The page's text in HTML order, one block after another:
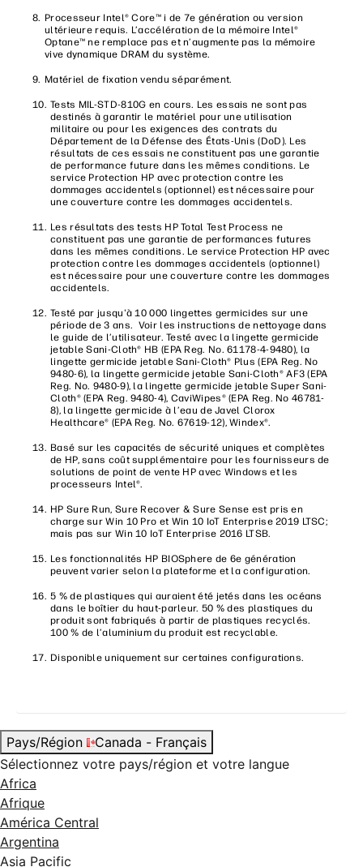
Processeur Intel® Core™ i de 7e génération ou version
ultérieure requis. L’accélération de la mémoire Intel®
Optane™ ne remplace pas et n’augmente pas la mémoire
vive dynamique DRAM du système.
Matériel de fixation vendu séparément.
Tests MIL-STD-810G en cours. Les essais ne sont pas
destinés à garantir le matériel pour une utilisation
militaire ou pour les exigences des contrats du
Département de la Défense des États-Unis (DoD). Les
résultats de ces essais ne constituent pas une garantie
de performance future dans les mêmes conditions. Le
service Protection HP avec protection contre les
dommages accidentels (optionnel) est nécessaire pour
une couverture contre les dommages accidentels.
Les résultats des tests HP Total Test Process ne
constituent pas une garantie de performances futures
dans les mêmes conditions. Le service Protection HP avec
protection contre les dommages accidentels (optionnel)
est nécessaire pour une couverture contre les dommages
accidentels.
Testé par jusqu'à 10 000 lingettes germicides sur une
période de 3 ans. Voir les instructions de nettoyage dans
le guide de l’utilisateur. Testé avec la lingette germicide
jetable Sani-Cloth® HB (EPA Reg. No. 61178-4-9480), la
lingette germicide jetable Sani-Cloth® Plus (EPA Reg. No
9480-6), la lingette germicide jetable Sani-Cloth® AF3 (EPA
Reg. No. 9480-9), la lingette germicide jetable Super Sani-
Cloth® (EPA Reg. 9480-4), CaviWipes® (EPA Reg. No 46781-
8), la lingette germicide à l’eau de Javel Clorox
Healthcare® (EPA Reg. No. 67619-12), Windex®.
Basé sur les capacités de sécurité uniques et complètes
de HP, sans coût supplémentaire pour les fournisseurs de
solutions de point de vente HP avec Windows et les
processeurs Intel®.
HP Sure Run, Sure Recover & Sure Sense est pris en
charge sur Win 10 Pro et Win 10 IoT Enterprise 2019 LTSC;
mais pas sur Win 10 IoT Enterprise 2016 LTSB.
Les fonctionnalités HP BIOSphere de 6e génération
peuvent varier selon la plateforme et la configuration.
5 % de plastiques qui auraient été jetés dans les océans
dans le boîtier du haut-parleur. 50 % des plastiques du
produit sont fabriqués à partir de plastiques recyclés.
100 % de l’aluminium du produit est recyclable.
Disponible uniquement sur certaines configurations.
Pays/Région
Canada - Français
Sélectionnez votre pays/région et votre langue
Africa
Afrique
América Central
Argentina
Asia Pacific